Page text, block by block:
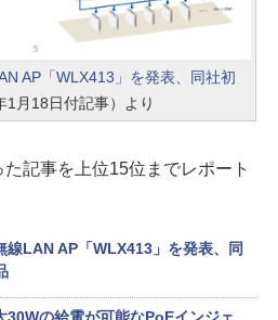
AP「WLX413」を発表、同社初
1月18日付記事）より
記事を上位15位までレポート
線LAN AP「WLX413」を発表、同